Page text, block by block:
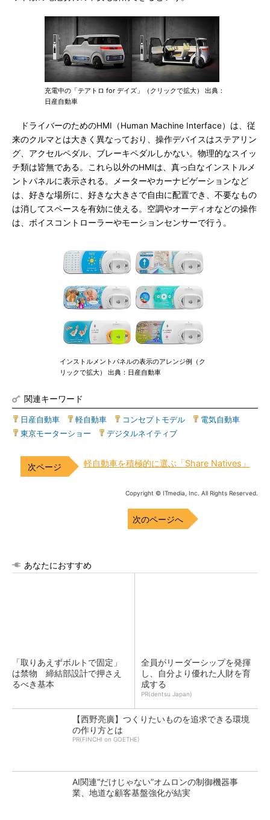
充電中の「テアトロ for デイズ」（クリックで拡大） 出典：
日産自動車
ドライバーのためのHMI（Human Machine Interface）は、従
来のクルマとは大きく異なっており、操作デバイスはステアリン
グ、アクセルペダル、ブレーキペダルしかない。物理的なスイッ
チ類は皆無である。これら以外のHMIは、真っ白なインストルメ
ントパネルに表示される。メーターやカーナビゲーションなど
は、好きな場所に、好きな大きさで自由に配置でき、不要なもの
は消してスペースを有効に使える。空調やオーディオなどの操作
は、ボイスコントローラーやモーションセンサーで行う。
インストルメントパネルの表示のアレンジ例（ク
リックで拡大） 出典：日産自動車
関連キーワード
日産自動車 軽自動車 コンセプトモデル 電気自動車
東京モーターショー
デジタルネイティブ
軽自動車を積極的に選ぶ「Share Natives」
Copyright © ITmedia, Inc. All Rights Reserved.
次のページへ
あなたにおすすめ
「取りあえずボルトで固定」
は禁物 締結部設計で押さえ
るべき基本
全員がリーダーシップを発揮
し、自分より優れた人財を育
成する
PR(dentsu Japan)
【西野亮廣】つくりたいものを追求できる環境
の作り方とは
PR(FINCHI on GOETHE)
AI関連“だけじゃない”オムロンの制御機器事
業、地道な顧客基盤強化が結実